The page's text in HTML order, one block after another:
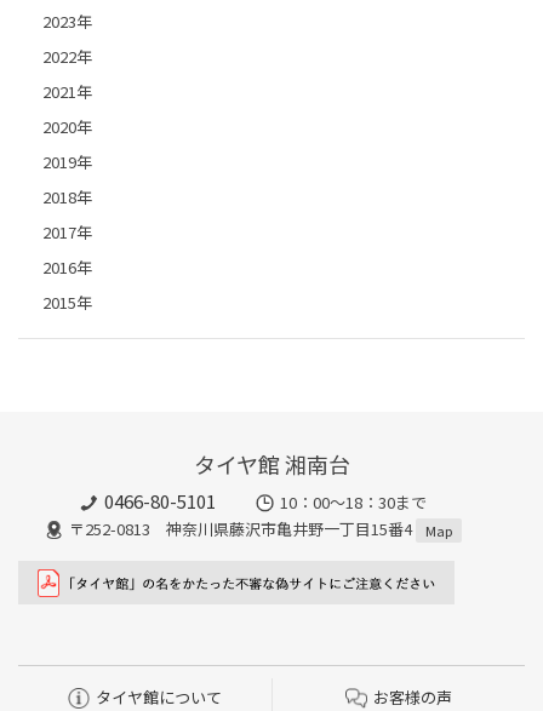
2023年
2022年
2021年
2020年
2019年
2018年
2017年
2016年
2015年
タイヤ館 湘南台
0466-80-5101
10：00～18：30まで
〒252-0813 神奈川県藤沢市亀井野一丁目15番4
Map
タイヤ館について お客様の声